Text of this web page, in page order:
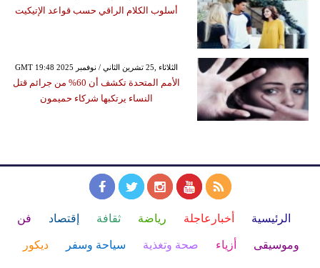
أسلوب الكلام الراقي حسب قواعد الإتيكيت
GMT 19:48 2025 الثلاثاء ,25 تشرين الثاني / نوفمبر
الأمم المتحدة تكشف أن 60% من جرائم قتل
النساء يرتكبها شركاء حميمون
الرئيسية أخبارعاجلة رياضة ثقافة إقتصاد فن
وموسيقى أزياء صحة وتغذية سياحة وسفر ديكور